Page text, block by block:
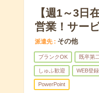
【週1～3日
営業！サー
派遣先 その他
ブランクOK 既卒第
しゅふ歓迎 WEB登
PowerPoint